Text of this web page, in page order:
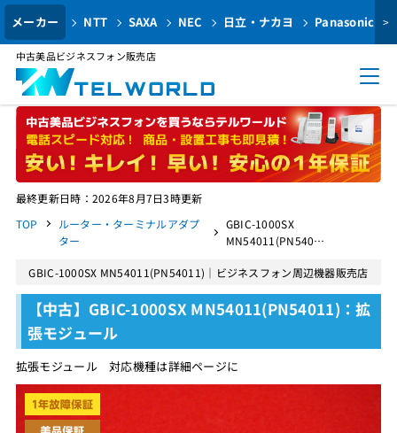
メーカー NTT SAXA NEC 日立・ナカヨ Panasonic >
中古美品ビジネスフォン販売店
最終更新日時：2026年8月7日3時更新
TOP
ルーター・ターミナルアダプ
ター
GBIC-1000SX
MN54011(PN540…
GBIC-1000SX MN54011(PN54011)｜ビジネスフォン周辺機器販売店
【中古】GBIC-1000SX MN54011(PN54011)：拡
張モジュール
拡張モジュール 対応機種は詳細ページに